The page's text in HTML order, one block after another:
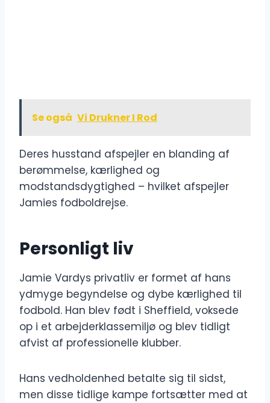
Se også Vi Drukner I Rod
Deres husstand afspejler en blanding af
berømmelse, kærlighed og
modstandsdygtighed – hvilket afspejler
Jamies fodboldrejse.
Personligt liv
Jamie Vardys privatliv er formet af hans
ydmyge begyndelse og dybe kærlighed til
fodbold. Han blev født i Sheffield, voksede
op i et arbejderklassemiljø og blev tidligt
afvist af professionelle klubber.
Hans vedholdenhed betalte sig til sidst,
men disse tidlige kampe fortsætter med at